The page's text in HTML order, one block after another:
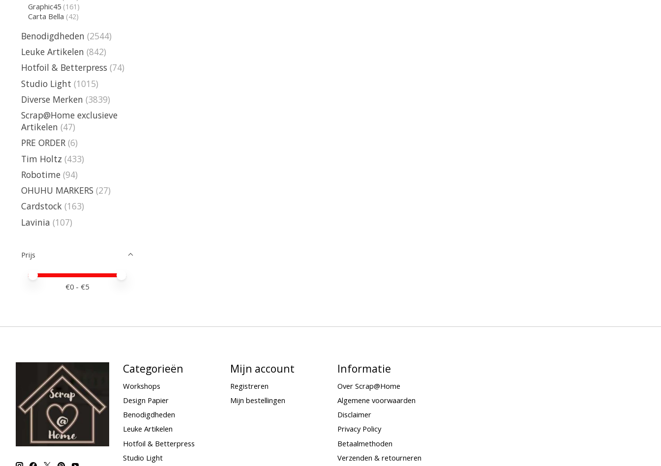
Graphic45 (161)
Carta Bella (42)
Benodigdheden (2544)
Leuke Artikelen (842)
Hotfoil & Betterpress (74)
Studio Light (1015)
Diverse Merken (3839)
Scrap@Home exclusieve
Artikelen (47)
PRE ORDER (6)
Tim Holtz (433)
Robotime (94)
OHUHU MARKERS (27)
Cardstock (163)
Lavinia (107)
Prijs
Minimale prijswaarde
Price maximum value
€0 - €5
Categorieën
Workshops
Design Papier
Benodigdheden
Leuke Artikelen
Hotfoil & Betterpress
Studio Light
Mijn account
Registreren
Mijn bestellingen
Informatie
Over Scrap@Home
Algemene voorwaarden
Disclaimer
Privacy Policy
Betaalmethoden
Verzenden & retourneren